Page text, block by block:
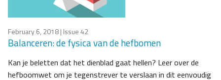
February 6, 2018| Issue 42
Balanceren: de fysica van de hefbomen
Kan je beletten dat het dienblad gaat hellen? Leer over de
hefboomwet om je tegenstrever te verslaan in dit eenvoudig